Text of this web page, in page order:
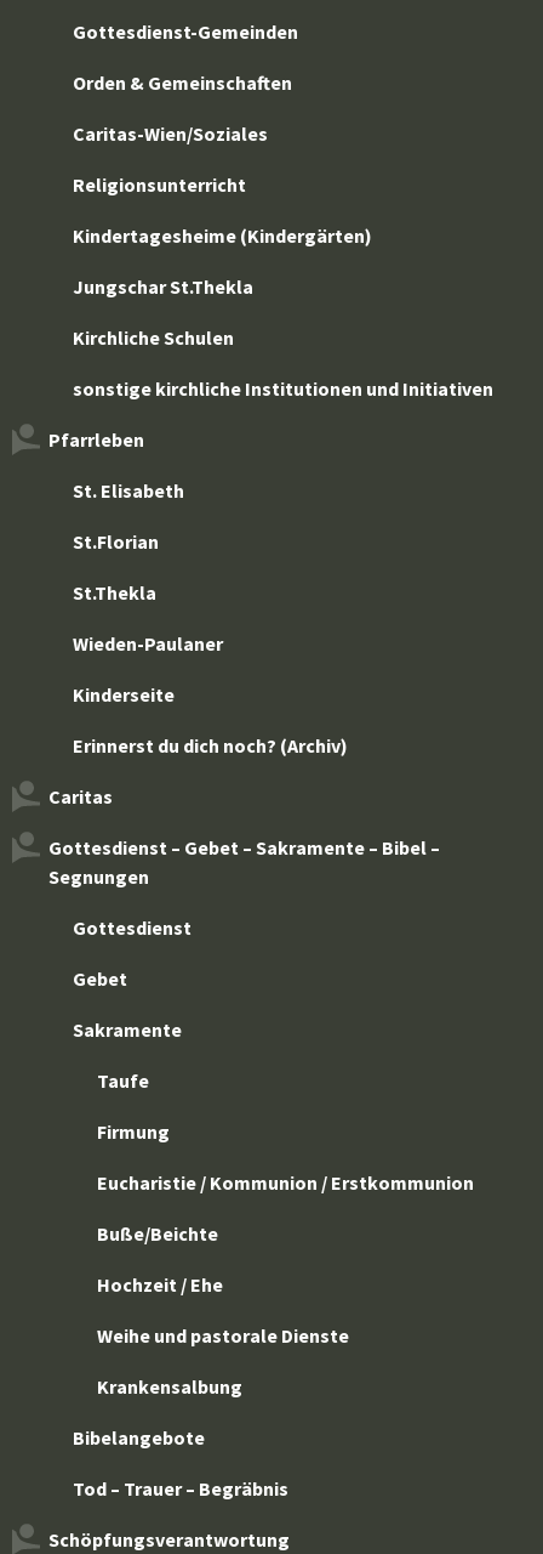
Gottesdienst-Gemeinden
Orden & Gemeinschaften
Caritas-Wien/Soziales
Religionsunterricht
Kindertagesheime (Kindergärten)
Jungschar St.Thekla
Kirchliche Schulen
sonstige kirchliche Institutionen und Initiativen
Pfarrleben
St. Elisabeth
St.Florian
St.Thekla
Wieden-Paulaner
Kinderseite
Erinnerst du dich noch? (Archiv)
Caritas
Gottesdienst – Gebet – Sakramente – Bibel –
Segnungen
Gottesdienst
Gebet
Sakramente
Taufe
Firmung
Eucharistie / Kommunion / Erstkommunion
Buße/Beichte
Hochzeit / Ehe
Weihe und pastorale Dienste
Krankensalbung
Bibelangebote
Tod – Trauer – Begräbnis
Schöpfungsverantwortung